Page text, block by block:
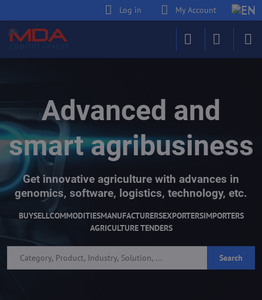
Log in My Account
Advanced and
smart agribusiness
Get innovative agriculture with advances in
genomics, software, logistics, technology, etc.
BUYSELLCOMMODITIESMANUFACTURERSEXPORTERSIMPORTERS
AGRICULTURE TENDERS
Search